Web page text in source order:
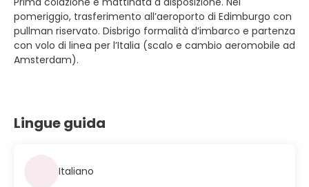
pomeriggio, trasferimento all’aeroporto di Edimburgo con
pullman riservato. Disbrigo formalità d’imbarco e partenza
con volo di linea per l’Italia (scalo e cambio aeromobile ad
Amsterdam).
Lingue guida
Italiano